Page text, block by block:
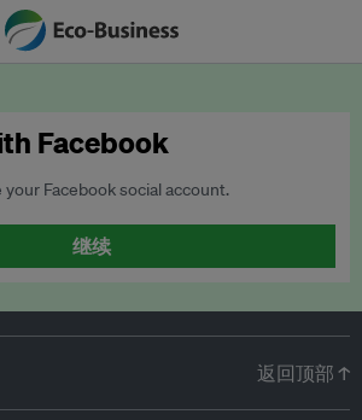
Facebook
Facebook social account.
继续
返回顶部 ↑